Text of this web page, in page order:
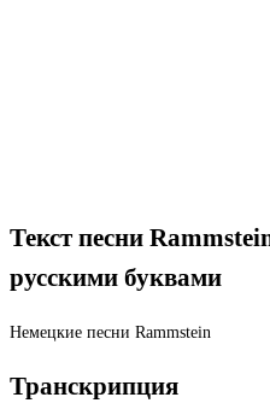
Текст песни
русскими буквами
Немецкие песни Rammstein
Транскрипция